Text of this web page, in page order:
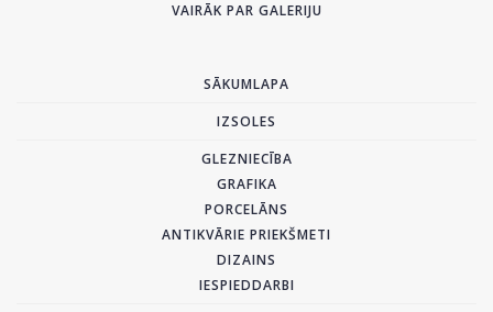
VAIRĀK PAR GALERIJU
SĀKUMLAPA
IZSOLES
GLEZNIECĪBA
GRAFIKA
PORCELĀNS
ANTIKVĀRIE PRIEKŠMETI
DIZAINS
IESPIEDDARBI